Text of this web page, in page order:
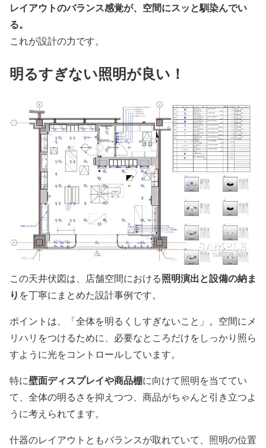
レイアウトのバランス感覚が、空間にスッと馴染んでい
る。
これが設計の力です。
明るすぎない照明が良い！
この天井伏図は、店舗空間における照明演出と設備の納ま
り を丁寧にまとめた設計事例です。
ポイントは、「全体を明るくしすぎないこと」。空間にメ
リハリをつけるために、必要なところだけをしっかり照ら
すように光をコントロールしています。
特に壁面ディスプレイや商品棚に向けて照明を当ててい
て、全体の明るさを抑えつつ、商品がちゃんと引き立つよ
うに考えられてます。
什器のレイアウトともバランスが取れていて、照明の位置